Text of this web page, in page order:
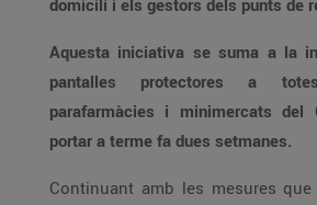
domicili i els gestors dels
Aquesta iniciativa se suma a la
pantalles protectores a totes les caixes,
parafarmàcies i minimercats del Grup que
portar a terme fa dues setmanes.
Continuant amb les mesures que fan